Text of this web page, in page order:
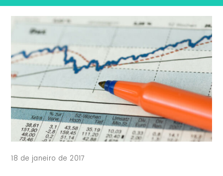
18 de janeiro de 2017